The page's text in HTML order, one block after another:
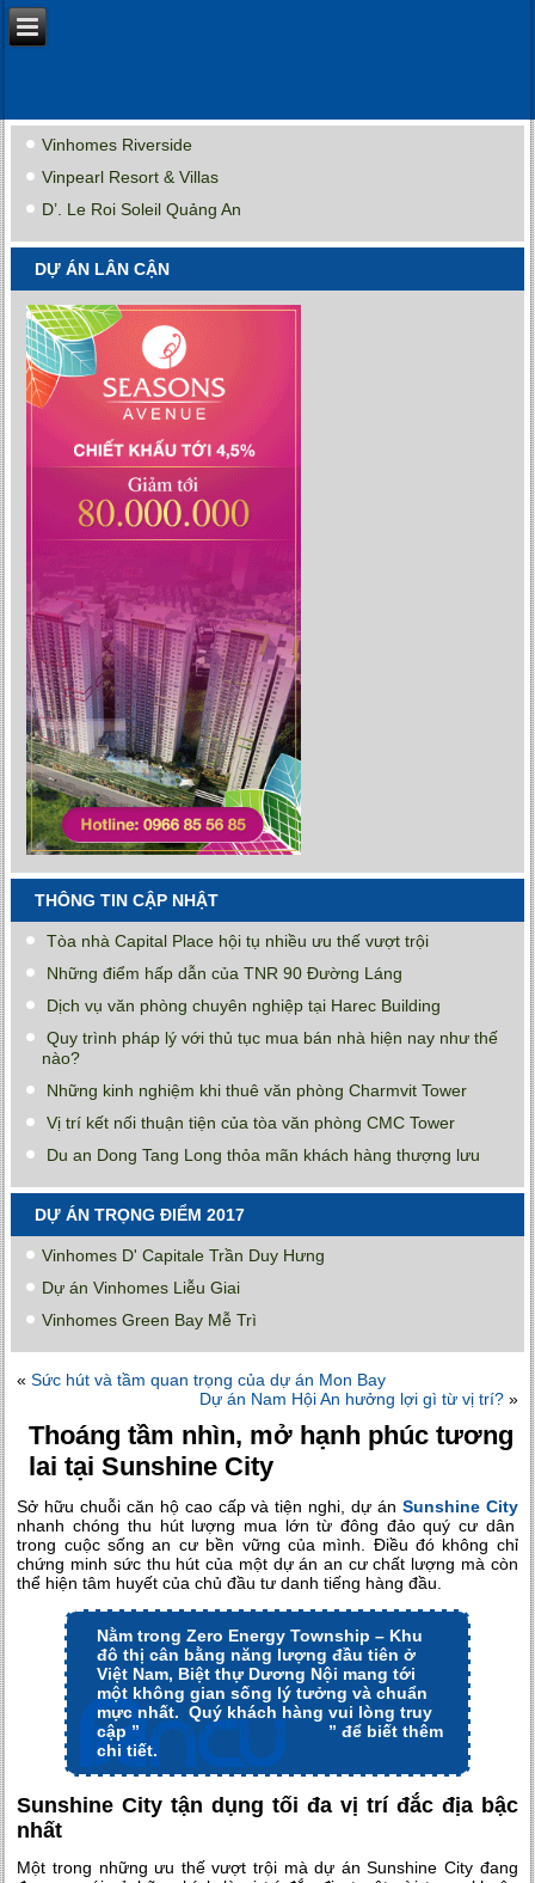
Vinhomes Riverside
Vinpearl Resort & Villas
D’. Le Roi Soleil Quảng An
DỰ ÁN LÂN CẬN
THÔNG TIN CẬP NHẬT
Tòa nhà Capital Place hội tụ nhiều ưu thế vượt trội
Những điểm hấp dẫn của TNR 90 Đường Láng
Dịch vụ văn phòng chuyên nghiệp tại Harec Building
Quy trình pháp lý với thủ tục mua bán nhà hiện nay như thế
nào?
Những kinh nghiệm khi thuê văn phòng Charmvit Tower
Vị trí kết nối thuận tiện của tòa văn phòng CMC Tower
Du an Dong Tang Long thỏa mãn khách hàng thượng lưu
DỰ ÁN TRỌNG ĐIỂM 2017
Vinhomes D' Capitale Trần Duy Hưng
Dự án Vinhomes Liễu Giai
Vinhomes Green Bay Mễ Trì
«Sức hút và tầm quan trọng của dự án Mon Bay
Dự án Nam Hội An hưởng lợi gì từ vị trí?»
Thoáng tầm nhìn, mở hạnh phúc tương
lai tại Sunshine City
Sở hữu chuỗi căn hộ cao cấp và tiện nghi, dự án Sunshine City
nhanh chóng thu hút lượng mua lớn từ đông đảo quý cư dân
trong cuộc sống an cư bền vững của mình. Điều đó không chỉ
chứng minh sức thu hút của một dự án an cư chất lượng mà còn
thể hiện tâm huyết của chủ đầu tư danh tiếng hàng đầu.
Nằm trong Zero Energy Township – Khu
đô thị cân bằng năng lượng đầu tiên ở
Việt Nam, Biệt thự Dương Nội mang tới
một không gian sống lý tưởng và chuẩn
mực nhất. Quý khách hàng vui lòng truy
cập ”
Khu biệt thự Dương Nội
” để biết thêm
chi tiết.
Sunshine City tận dụng tối đa vị trí đắc địa bậc
nhất
Một trong những ưu thế vượt trội mà dự án Sunshine City đang